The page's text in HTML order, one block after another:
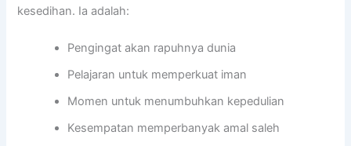
kesedihan. Ia adalah:
Pengingat akan rapuhnya dunia
Pelajaran untuk memperkuat iman
Momen untuk menumbuhkan kepedulian
Kesempatan memperbanyak amal saleh